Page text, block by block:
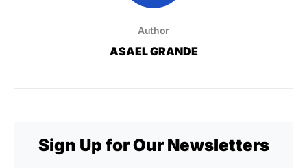
Author
ASAEL GRANDE
Sign Up for Our Newsletters